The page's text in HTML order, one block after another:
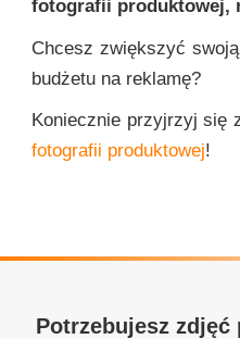
fotografii produktowej,
Chcesz zwiększyć
budżetu na reklamę?
Koniecznie przyjrzyj się
fotografii produktowej!
Potrzebujesz